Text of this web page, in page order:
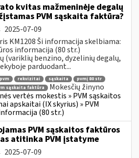
kvitas mažmeninėje degalų
PVM sąskaita faktūra?
2025-07-09
KM1208 Ši informacija skelbiama:
informacija (80 str.)
(variklių benzino, dyzelinių degalų,
parduodant...
pvm rekvizitai sąskaita
pvmį 80 str
sąskaita faktūra
Mokesčių žinyno
vertės mokestis » PVM sąskaitos
apskaitai (IX skyrius) » PVM
(80 str.)
PVM sąskaitos faktūros
atitinka PVM įstatyme
2025-07-09